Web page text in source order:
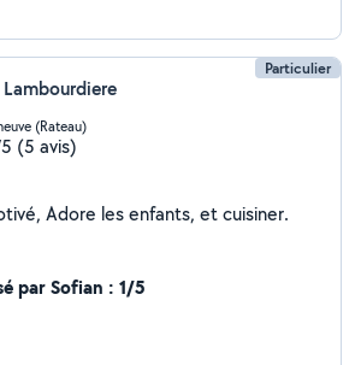
Particulier
(Rateau)
(5 avis)
Adore les enfants, et cuisiner.
par Sofian : 1/5